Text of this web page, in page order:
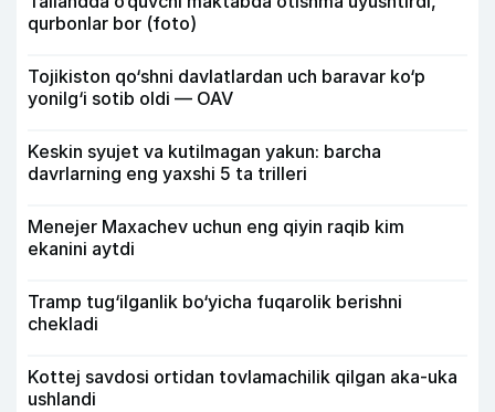
qurbonlar bor (foto)
Tojikiston qo‘shni davlatlardan uch baravar ko‘p
yonilg‘i sotib oldi — OAV
Keskin syujet va kutilmagan yakun: barcha
davrlarning eng yaxshi 5 ta trilleri
Menejer Maxachev uchun eng qiyin raqib kim
ekanini aytdi
Tramp tug‘ilganlik bo‘yicha fuqarolik berishni
chekladi
Kottej savdosi ortidan tovlamachilik qilgan aka-uka
ushlandi